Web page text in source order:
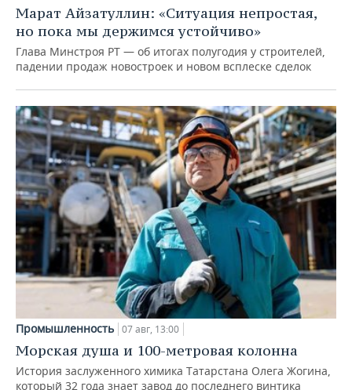
Марат Айзатуллин: «Ситуация непростая,
но пока мы держимся устойчиво»
Глава Минстроя РТ — об итогах полугодия у строителей,
падении продаж новостроек и новом всплеске сделок
Промышленность 07 авг, 13:00
Морская душа и 100-метровая колонна
История заслуженного химика Татарстана Олега Жогина,
который 32 года знает завод до последнего винтика